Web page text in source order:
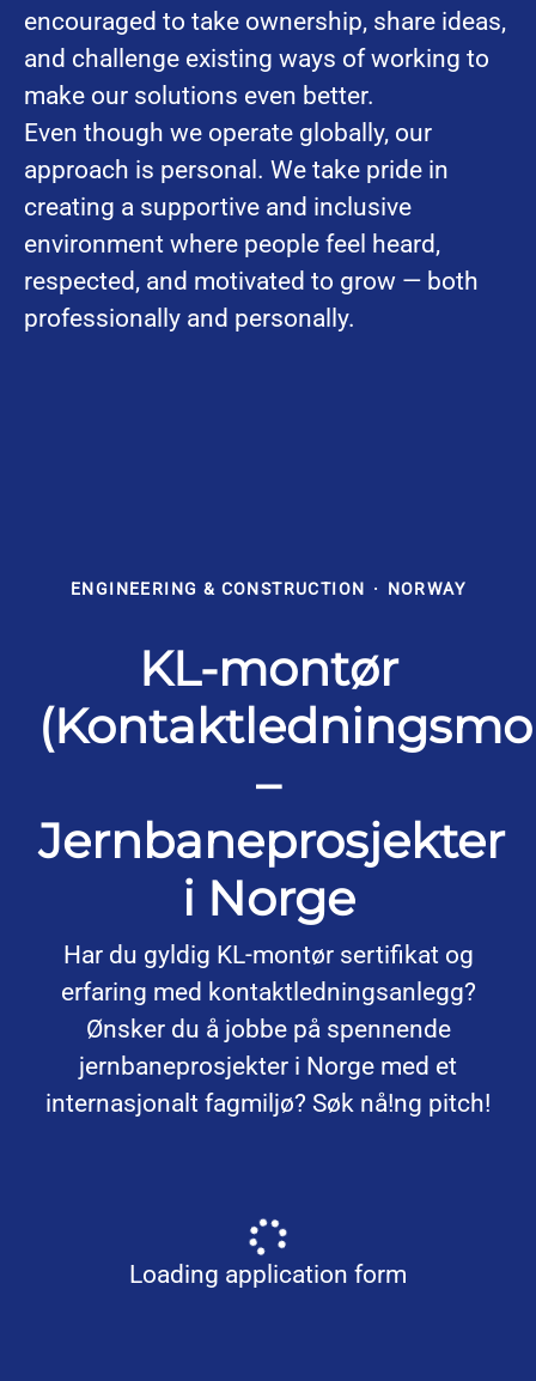
encouraged to take ownership, share ideas,
and challenge existing ways of working to
make our solutions even better.
Even though we operate globally, our
approach is personal. We take pride in
creating a supportive and inclusive
environment where people feel heard,
respected, and motivated to grow — both
professionally and personally.
ENGINEERING & CONSTRUCTION · NORWAY
KL-montør
–
Jernbaneprosjekter
i Norge
Har du gyldig KL-montør sertifikat og
erfaring med kontaktledningsanlegg?
Ønsker du å jobbe på spennende
jernbaneprosjekter i Norge med et
internasjonalt fagmiljø? Søk nå!ng pitch!
Loading application form